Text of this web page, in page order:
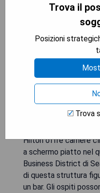
Hilton offre camere
a schermo piatto nel
Business District di
di questa struttura
un bar. Gli ospiti
Trova il
Posizioni
Trova